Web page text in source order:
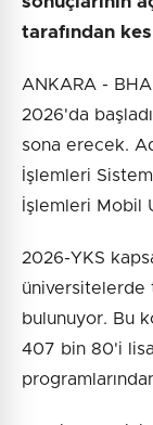
tarafından
ANKARA -
2026'da
sona erecek.
İşlemleri
İşlemleri Mobil
2026-YKS
üniversitelerde
bulunuyor. Bu
407 bin 80'i